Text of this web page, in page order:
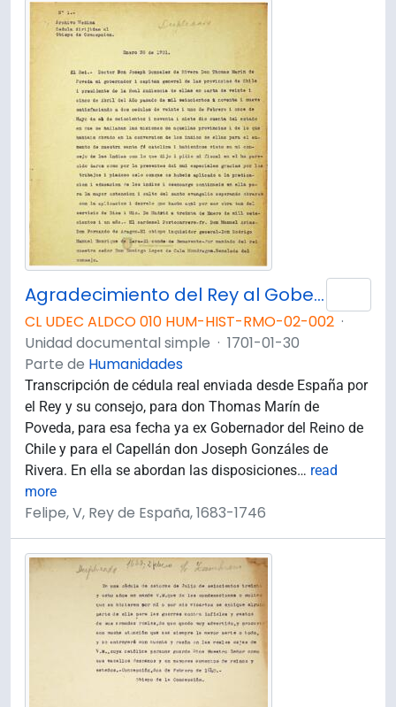
Agradecimiento del Rey al Gobernador de Chile por los trabajos hechos y lo encarga a continuar
CL UDEC ALDCO 010 HUM-HIST-RMO-02-002 ·
Unidad documental simple · 1701-01-30
Parte de Humanidades
Transcripción de cédula real enviada desde España por
el Rey y su consejo, para don Thomas Marín de
Poveda, para esa fecha ya ex Gobernador del Reino de
Chile y para el Capellán don Joseph Gonzáles de
Rivera. En ella se abordan las disposiciones… read
more
Felipe, V, Rey de España, 1683-1746